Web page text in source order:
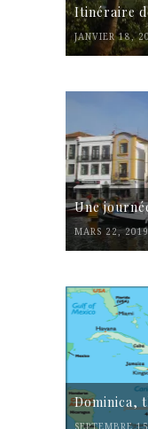
Itinéraire
JANVIER 18,
Une
MARS 22,
Dominica,
SEPTEMBRE